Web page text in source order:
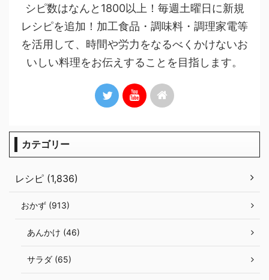
シピ数はなんと1800以上！毎週土曜日に新規
レシピを追加！加工食品・調味料・調理家電等
を活用して、時間や労力をなるべくかけないお
いしい料理をお伝えすることを目指します。
カテゴリー
レシピ (1,836)
おかず (913)
あんかけ (46)
サラダ (65)